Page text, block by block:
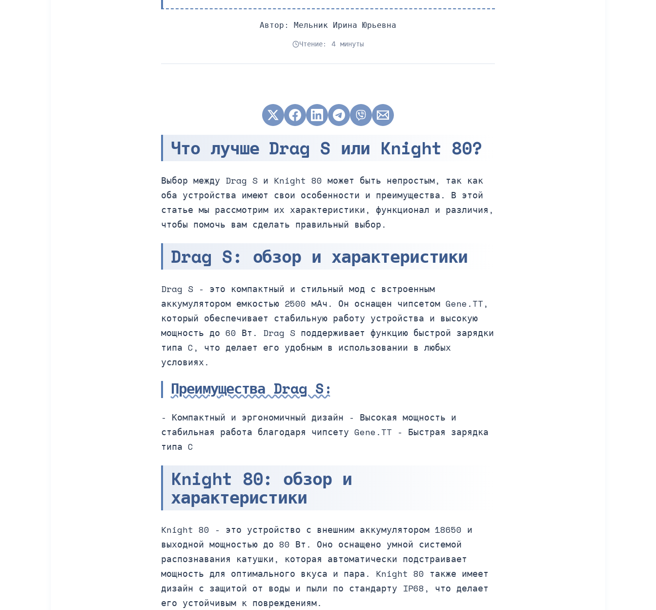
Автор: Мельник Ирина Юрьевна
Чтение: 4 минуты
Что лучше Drag S или Knight 80?
Выбор между Drag S и Knight 80 может быть непростым, так как
оба устройства имеют свои особенности и преимущества. В этой
статье мы рассмотрим их характеристики, функционал и различия,
чтобы помочь вам сделать правильный выбор.
Drag S: обзор и характеристики
Drag S - это компактный и стильный мод с встроенным
аккумулятором емкостью 2500 мАч. Он оснащен чипсетом Gene.TT,
который обеспечивает стабильную работу устройства и высокую
мощность до 60 Вт. Drag S поддерживает функцию быстрой зарядки
типа C, что делает его удобным в использовании в любых
условиях.
Преимущества Drag S:
- Компактный и эргономичный дизайн - Высокая мощность и
стабильная работа благодаря чипсету Gene.TT - Быстрая зарядка
типа C
Knight 80: обзор и
характеристики
Knight 80 - это устройство с внешним аккумулятором 18650 и
выходной мощностью до 80 Вт. Оно оснащено умной системой
распознавания катушки, которая автоматически подстраивает
мощность для оптимального вкуса и пара. Knight 80 также имеет
дизайн с защитой от воды и пыли по стандарту IP68, что делает
его устойчивым к повреждениям.